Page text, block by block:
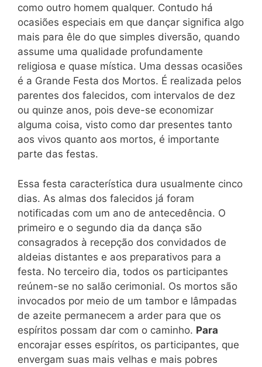
como outro homem qualquer. Contudo há
ocasiões especiais em que dançar significa algo
mais para êle do que simples diversão, quando
assume uma qualidade profundamente
religiosa e quase mística. Uma dessas ocasiões
é a Grande Festa dos Mortos. É realizada pelos
parentes dos falecidos, com intervalos de dez
ou quinze anos, pois deve-se economizar
alguma coisa, visto como dar presentes tanto
aos vivos quanto aos mortos, é importante
parte das festas.
Essa festa característica dura usualmente cinco
dias. As almas dos falecidos já foram
notificadas com um ano de antecedência. O
primeiro e o segundo dia da dança são
consagrados à recepção dos convidados de
aldeias distantes e aos preparativos para a
festa. No terceiro dia, todos os participantes
reúnem-se no salão cerimonial. Os mortos são
invocados por meio de um tambor e lâmpadas
de azeite permanecem a arder para que os
espíritos possam dar com o caminho. Para
encorajar esses espíritos, os participantes, que
envergam suas mais velhas e mais pobres